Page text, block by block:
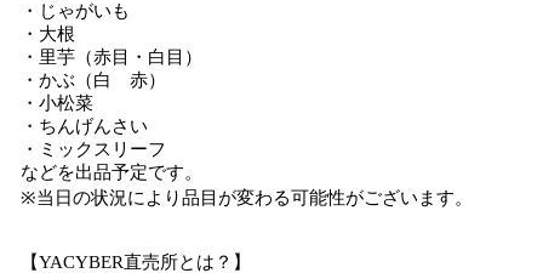
・じゃがいも
・大根
・里芋（赤目・白目）
・かぶ（白 赤）
・小松菜
・ちんげんさい
・ミックスリーフ
などを出品予定です。
※当日の状況により品目が変わる可能性がございます。
【YACYBER直売所とは？】